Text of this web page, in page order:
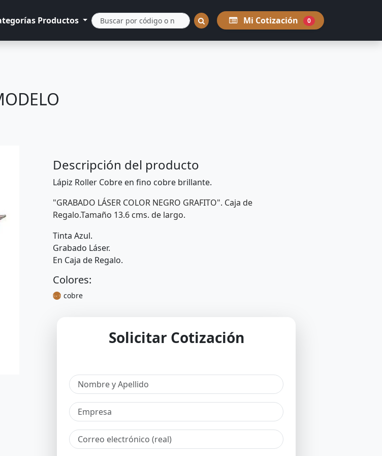
Productos Mi Cotización 0
Descripción del producto
Lápiz Roller Cobre en fino cobre brillante.
"GRABADO LÁSER COLOR NEGRO GRAFITO". Caja de
Regalo.Tamaño 13.6 cms. de largo.
Tinta Azul.
Grabado Láser.
En Caja de Regalo.
Colores:
cobre
Solicitar Cotización